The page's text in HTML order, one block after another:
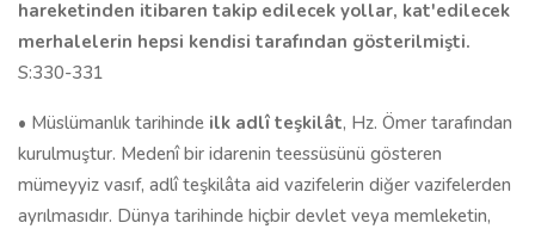
hareketinden itibaren takip edilecek yollar, kat'edilecek
merhalelerin hepsi kendisi tarafından gösterilmişti.
S:330-331
• Müslümanlık tarihinde ilk adlî teşkilât, Hz. Ömer tarafından
kurulmuştur. Medenî bir idarenin teessüsünü gösteren
mümeyyiz vasıf, adlî teşkilâta aid vazifelerin diğer vazifelerden
ayrılmasıdır. Dünya tarihinde hiçbir devlet veya memleketin,